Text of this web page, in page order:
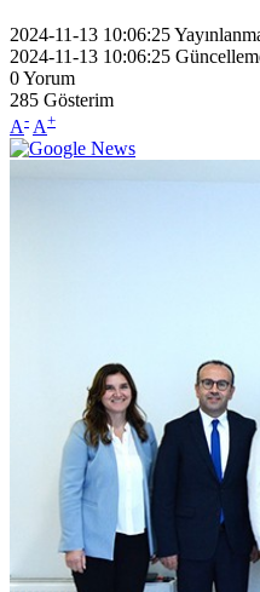
2024-11-13 10:06:25
2024-11-13 10:06:25
0Yorum
285 Gösterim
A- A+